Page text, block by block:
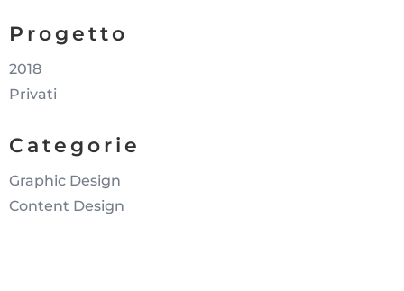
Progetto
2018
Privati
Categorie
Graphic Design
Content Design